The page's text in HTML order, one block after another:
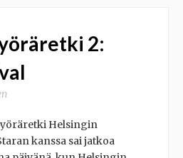
2:
Helsingin
kanssa sai jatkoa